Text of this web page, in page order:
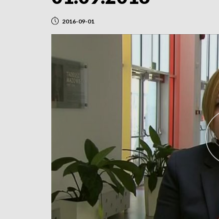
2016-09-01